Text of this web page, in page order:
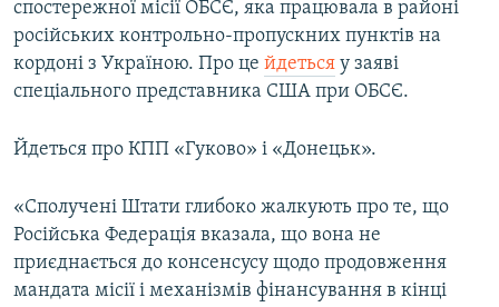
Усі сайти RFE/RL
спостережної місії ОБСЄ, яка працювала в районі
російських контрольно-пропускних пунктів на
кордоні з Україною. Про це йдеться у заяві
спеціального представника США при ОБСЄ.
Йдеться про КПП «Гуково» і «Донецьк».
«Сполучені Штати глибоко жалкують про те, що
Російська Федерація вказала, що вона не
приєднається до консенсусу щодо продовження
мандата місії і механізмів фінансування в кінці